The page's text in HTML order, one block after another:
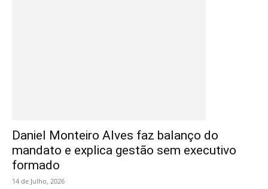
Daniel Monteiro Alves faz balanço do
mandato e explica gestão sem executivo
formado
14 de Julho, 2026